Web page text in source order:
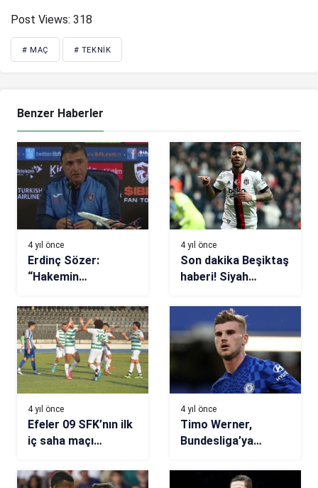
Post Views: 318
# MAÇ # TEKNIK
Benzer Haberler
4 yıl önce
Erdinç Sözer:
“Hakemin
rezaletti”
4 yıl önce
Son dakika Beşiktaş
haberi! Siyah
Teixeira yollarını
ayırdı
4 yıl önce
Efeler 09 SFK’nın ilk
iç saha maçı
4 yıl önce
Timo Werner,
Bundesliga’ya